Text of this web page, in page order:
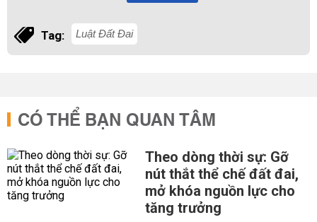
Tag: Luật Đất Đai
CÓ THỂ BẠN QUAN TÂM
Theo dòng thời sự: Gỡ
nút thắt thể chế đất đai,
mở khóa nguồn lực cho
tăng trưởng